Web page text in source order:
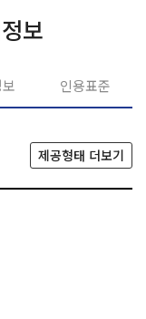
보
인용표준
제공형태 더보기